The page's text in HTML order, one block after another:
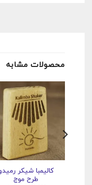
محصولات مشابه
کالیمبا شیکر رمیدو
طرح موج